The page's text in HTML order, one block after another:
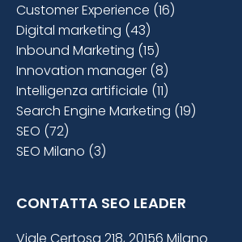
Customer Experience (16)
Digital marketing (43)
Inbound Marketing (15)
Innovation manager (8)
Intelligenza artificiale (11)
Search Engine Marketing (19)
SEO (72)
SEO Milano (3)
CONTATTA SEO LEADER